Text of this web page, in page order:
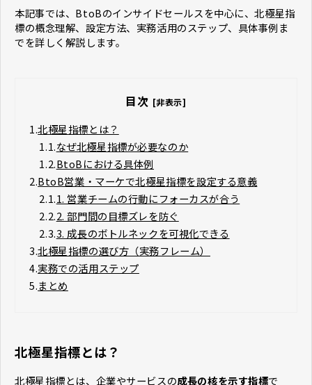
本記事では、BtoBのインサイドセールスを中心に、北極星指
標の概念理解、設定方法、実務活用のステップ、具体事例ま
でを詳しく解説します。
目次 [非表示]
1.北極星指標とは？
1.1.なぜ北極星指標が必要なのか
1.2.BtoBにおける具体例
2.BtoB営業・マーケで北極星指標を設定する意義
2.1.1. 営業チームの行動にフォーカスが合う
2.2.2. 部門間の目標ズレを防ぐ
2.3.3. 成長のボトルネックを可視化できる
3.北極星指標の選び方（実務フレーム）
4.実務での活用ステップ
5.まとめ
北極星指標とは？
北極星指標とは、企業やサービスの成長の核を示す指標で